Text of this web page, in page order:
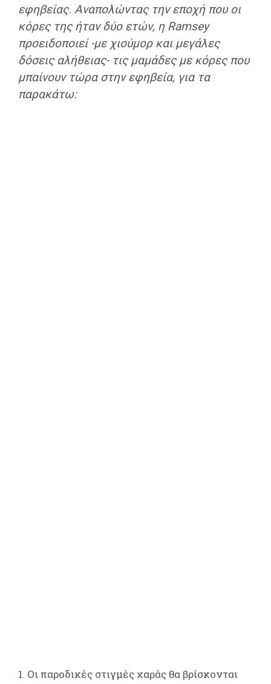
εφηβείας. Αναπολώντας την εποχή που οι
κόρες της ήταν δύο ετών, η Ramsey
προειδοποιεί -με χιούμορ και μεγάλες
δόσεις αλήθειας- τις μαμάδες με κόρες που
μπαίνουν τώρα στην εφηβεία, για τα
παρακάτω:
1. Οι παροδικές στιγμές χαράς θα βρίσκονται